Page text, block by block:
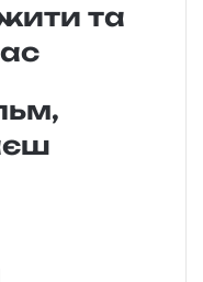
та